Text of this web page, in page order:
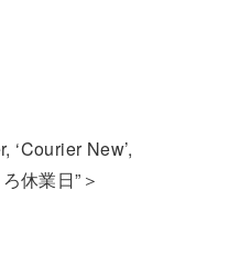
‘Courier New’,
休業日”＞